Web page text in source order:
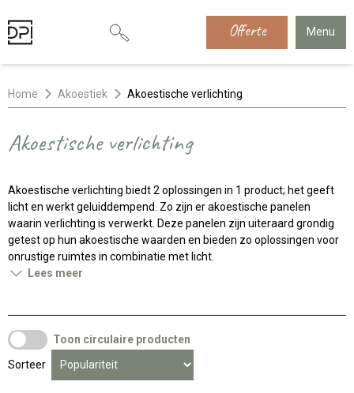
Offerte Menu
Home Akoestiek Akoestische verlichting
Akoestische verlichting
Akoestische verlichting biedt 2 oplossingen in 1 product; het geeft
licht en werkt geluiddempend. Zo zijn er akoestische panelen
waarin verlichting is verwerkt. Deze panelen zijn uiteraard grondig
getest op hun akoestische waarden en bieden zo oplossingen voor
onrustige ruimtes in combinatie met licht.
Lees meer
Toon circulaire producten
Sorteer